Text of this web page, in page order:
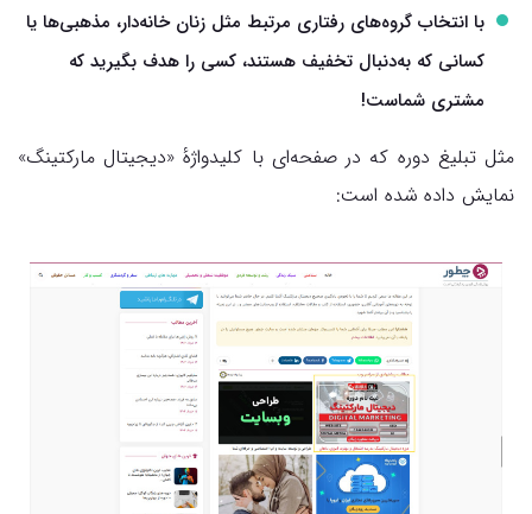
با انتخاب گروه‌های رفتاری مرتبط مثل زنان خانه‌دار، مذهبی‌ها یا
کسانی که به‌دنبال تخفیف هستند، کسی را هدف بگیرید که
مشتری شماست!
مثل تبلیغ دوره که در صفحه‌ای با کلیدواژهٔ «دیجیتال مارکتینگ»
نمایش داده شده است: